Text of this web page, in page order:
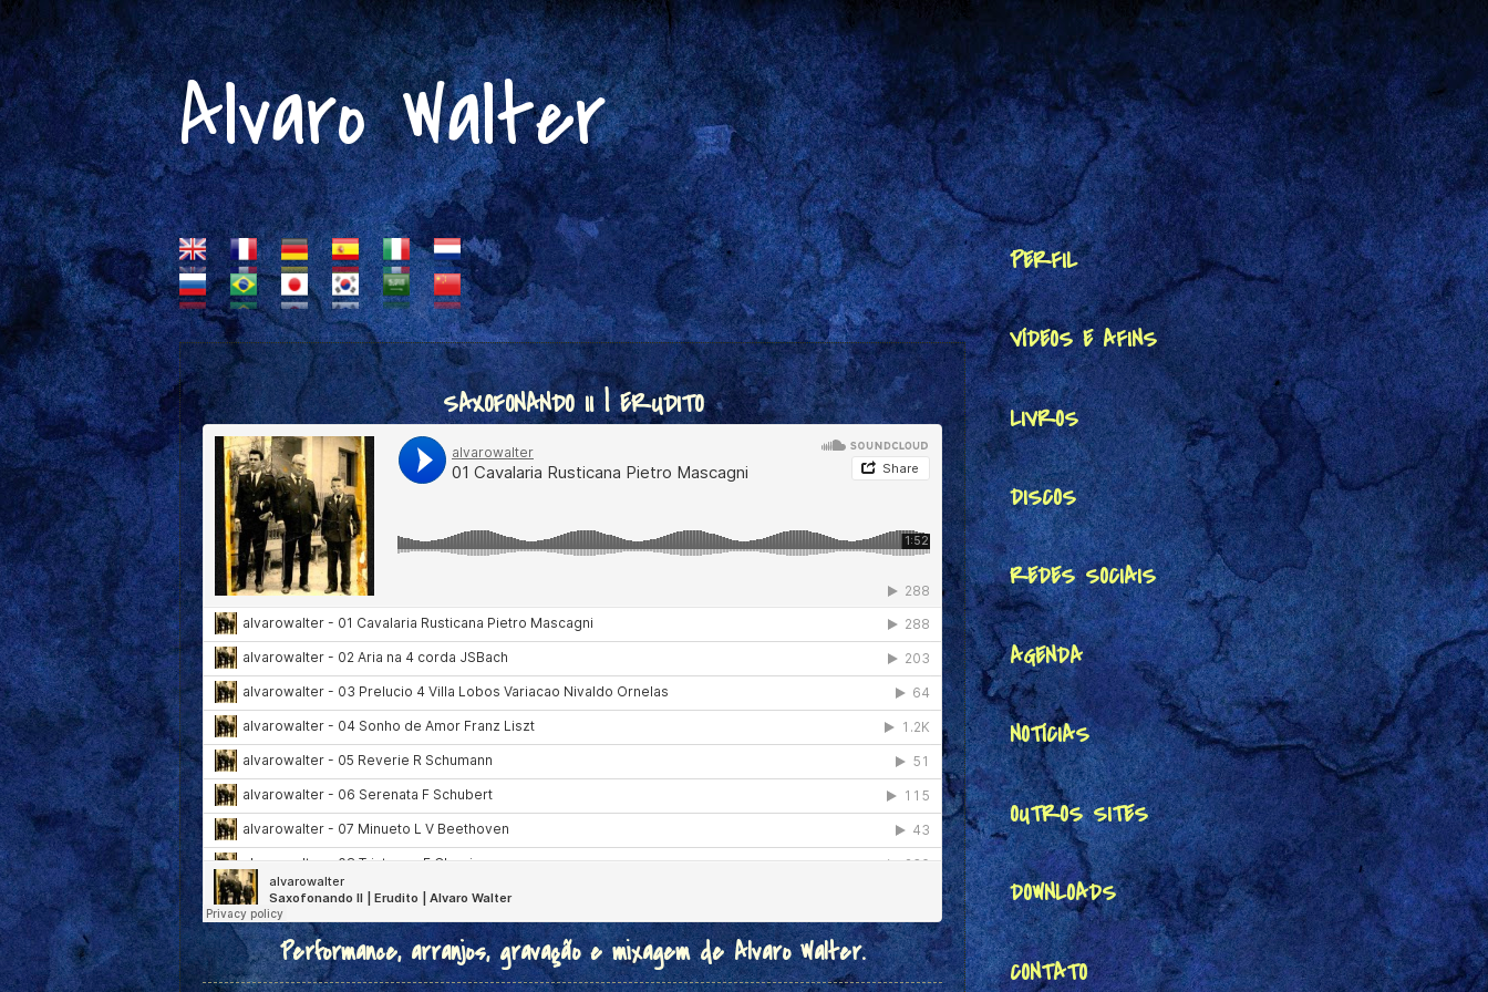
Alvaro Walter
SAXOFONANDO II | ERUDITO
Performance, arranjos, gravação e mixagem de Alvaro Walter.
PERFIL
VÍDEOS E AFINS
LIVROS
DISCOS
REDES SOCIAIS
AGENDA
NOTÍCIAS
OUTROS SITES
DOWNLOADS
CONTATO